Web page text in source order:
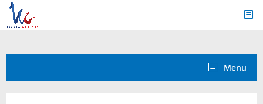
Skip
content
Menu